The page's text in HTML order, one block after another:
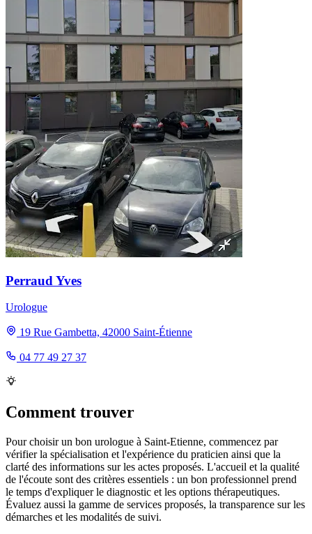
Perraud Yves
Urologue
19 Rue Gambetta, 42000 Saint-Étienne
04 77 49 27 37
Comment trouver
Pour choisir un bon urologue à Saint-Etienne, commencez par
vérifier la spécialisation et l'expérience du praticien ainsi que la
clarté des informations sur les actes proposés. L'accueil et la qualité
de l'écoute sont des critères essentiels : un bon professionnel prend
le temps d'expliquer le diagnostic et les options thérapeutiques.
Évaluez aussi la gamme de services proposés, la transparence sur les
démarches et les modalités de suivi.